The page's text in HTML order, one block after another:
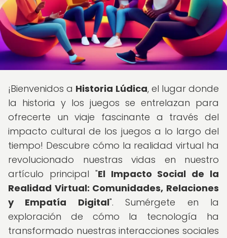
¡Bienvenidos a Historia Lúdica, el lugar donde
la historia y los juegos se entrelazan para
ofrecerte un viaje fascinante a través del
impacto cultural de los juegos a lo largo del
tiempo! Descubre cómo la realidad virtual ha
revolucionado nuestras vidas en nuestro
artículo principal "El Impacto Social de la
Realidad Virtual: Comunidades, Relaciones
y Empatía Digital". Sumérgete en la
exploración de cómo la tecnología ha
transformado nuestras interacciones sociales